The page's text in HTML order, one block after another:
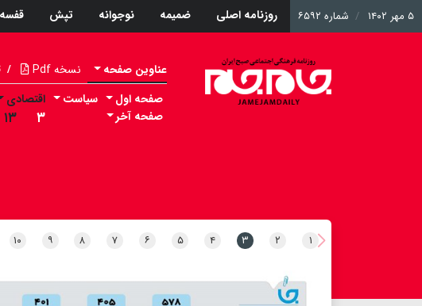
۵ مهر ۱۴۰۲ شماره ۶۵۹۲ روزنامه اصلی ضمیمه نوجوانه تپش
عناوین صفحه نسخه Pdf /
صفحه اول سیاست اقتصادی
۳ ۱۳
صفحه آخر
۱ ۲ ۳ ۴ ۵ ۶ ۷ ۸ ۹ ۱۰